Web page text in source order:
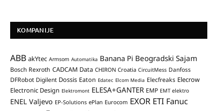
KOMPANIJE
ABB akYtec Armsom Automatika Banana Pi Beogradski Sajam
Bosch Rexroth CADCAM Data CHIRON Croatia CircuitMess Danfoss
DFRobot Digilent Dossis Eaton Edatec Elcom Media Elecfreaks Elecrow
Electronic Design Elektromont ELESA+GANTER EMP EMT elektro
ENEL Valjevo EP-Solutions ePlan Eurocom EXOR ETI Fanuc